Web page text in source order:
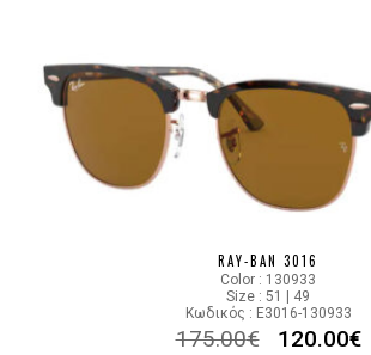
RAY-BAN 3016
Color : 130933
Size : 51 | 49
Κωδικός : E3016-130933
175.00€ 120.00€